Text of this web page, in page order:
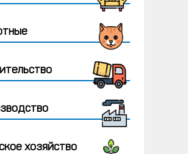
хозяйство